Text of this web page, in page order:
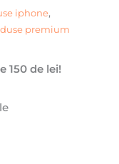
iphone,
premium
150 de lei!